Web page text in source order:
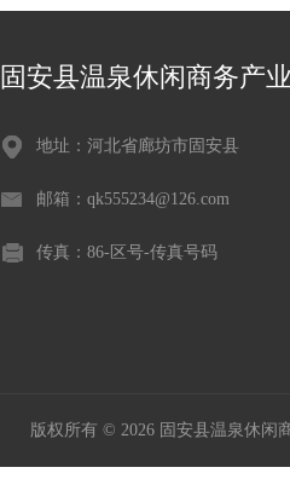
固安县温泉休闲商务产
地址：河北省廊坊市固安县
邮箱：qk555234@126.com
传真：86-区号-传真号码
版权所有 © 2026 固安县温泉休